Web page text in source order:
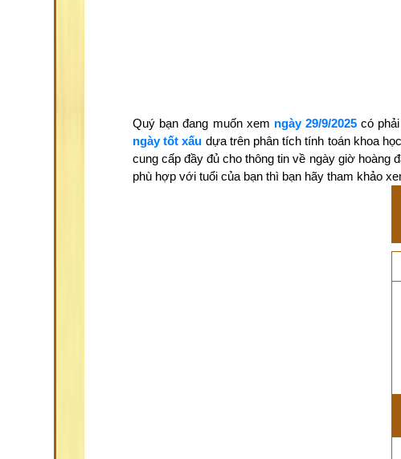
Quý bạn đang muốn xem ngày 29/9/2025 có
ngày tốt xấu dựa trên phân tích tính toán khoa
cung cấp đầy đủ cho thông tin về ngày giờ hoàng
phù hợp với tuổi của bạn thì bạn hãy tham khảo